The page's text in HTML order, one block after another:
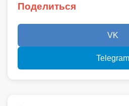
Поделиться
VK
Telegram